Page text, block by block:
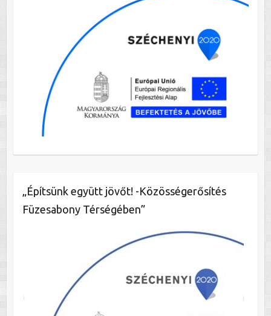
„Építsünk együtt jövőt! -Közösségerősítés
Füzesabony Térségében”